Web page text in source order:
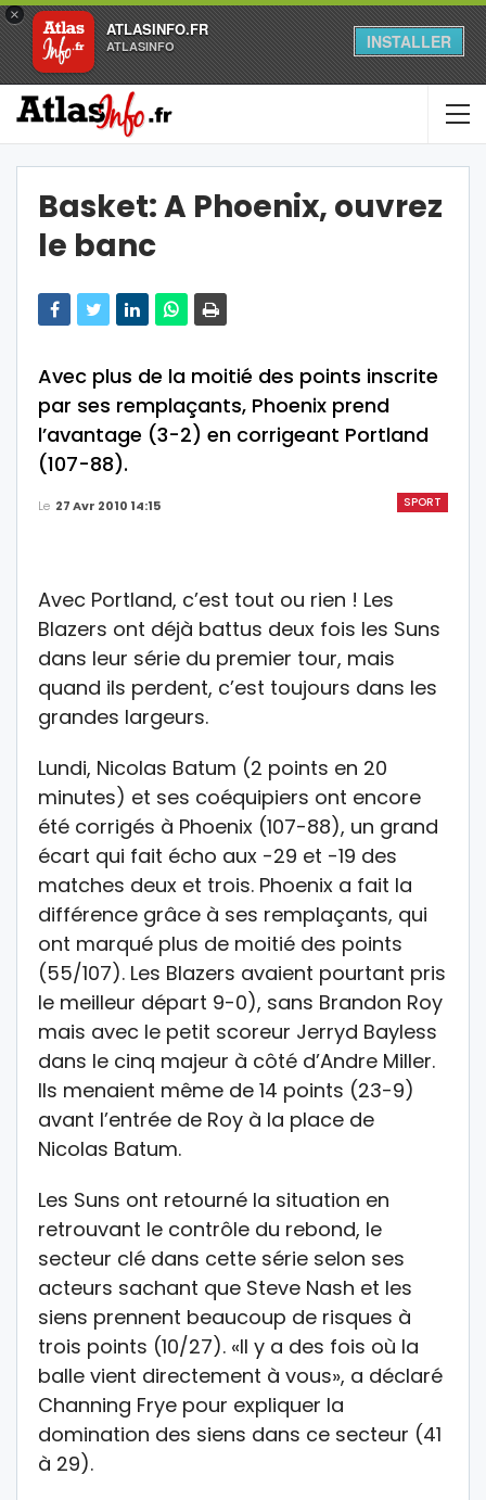
×
ATLASINFO.FR
ATLASINFO INSTALLER
Basket: A Phoenix, ouvrez
le banc
Avec plus de la moitié des points inscrite
par ses remplaçants, Phoenix prend
l’avantage (3-2) en corrigeant Portland
(107-88).
SPORT
Le 27 Avr 2010 14:15
Avec Portland, c’est tout ou rien ! Les
Blazers ont déjà battus deux fois les Suns
dans leur série du premier tour, mais
quand ils perdent, c’est toujours dans les
grandes largeurs.
Lundi, Nicolas Batum (2 points en 20
minutes) et ses coéquipiers ont encore
été corrigés à Phoenix (107-88), un grand
écart qui fait écho aux -29 et -19 des
matches deux et trois. Phoenix a fait la
différence grâce à ses remplaçants, qui
ont marqué plus de moitié des points
(55/107). Les Blazers avaient pourtant pris
le meilleur départ 9-0), sans Brandon Roy
mais avec le petit scoreur Jerryd Bayless
dans le cinq majeur à côté d’Andre Miller.
Ils menaient même de 14 points (23-9)
avant l’entrée de Roy à la place de
Nicolas Batum.
Les Suns ont retourné la situation en
retrouvant le contrôle du rebond, le
secteur clé dans cette série selon ses
acteurs sachant que Steve Nash et les
siens prennent beaucoup de risques à
trois points (10/27). «Il y a des fois où la
balle vient directement à vous», a déclaré
Channing Frye pour expliquer la
domination des siens dans ce secteur (41
à 29).